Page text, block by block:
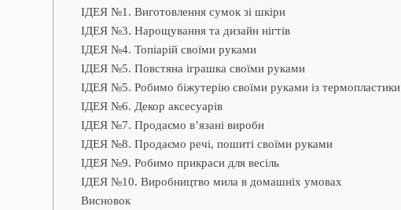
ІДЕЯ №1. Виготовлення сумок зі шкіри
ІДЕЯ №3. Нарощування та дизайн нігтів
ІДЕЯ №4. Топіарій своїми руками
ІДЕЯ №5. Повстяна іграшка своїми руками
ІДЕЯ №5. Робимо біжутерію своїми руками із термопластики
ІДЕЯ №6. Декор аксесуарів
ІДЕЯ №7. Продаємо в’язані вироби
ІДЕЯ №8. Продаємо речі, пошиті своїми руками
ІДЕЯ №9. Робимо прикраси для весіль
ІДЕЯ №10. Виробництво мила в домашніх умовах
Висновок